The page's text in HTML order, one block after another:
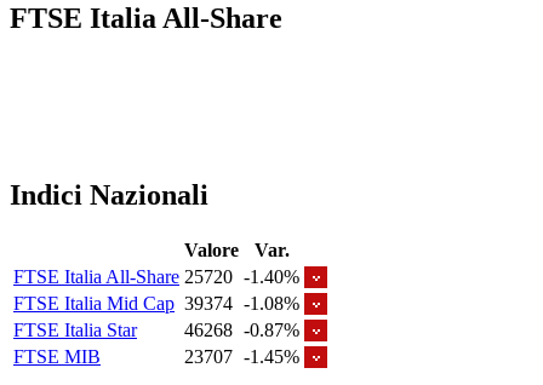
FTSE Italia All-Share
Indici Nazionali
Valore
Var.
FTSE Italia All-Share 25720 -1.40%
FTSE Italia Mid Cap 39374 -1.08%
FTSE Italia Star
46268 -0.87%
FTSE MIB
23707 -1.45%